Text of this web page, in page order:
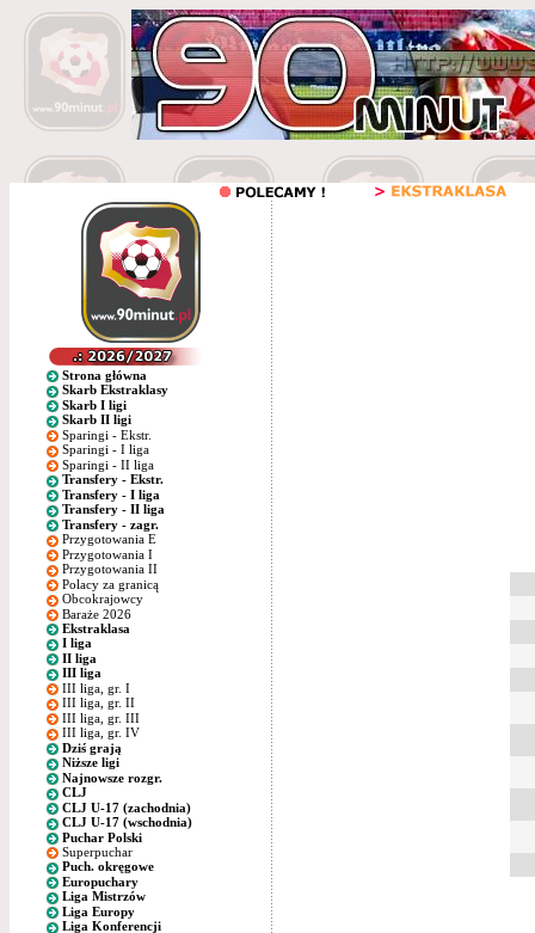
Strona główna
Skarb Ekstraklasy
Skarb I ligi
Skarb II ligi
Sparingi - Ekstr.
Sparingi - I liga
Sparingi - II liga
Transfery - Ekstr.
Transfery - I liga
Transfery - II liga
Transfery - zagr.
Przygotowania E
Przygotowania I
Przygotowania II
Polacy za granicą
Obcokrajowcy
Baraże 2026
Ekstraklasa
I liga
II liga
III liga
III liga, gr. I
III liga, gr. II
III liga, gr. III
III liga, gr. IV
Dziś grają
Niższe ligi
Najnowsze rozgr.
CLJ
CLJ U-17 (zachodnia)
CLJ U-17 (wschodnia)
Puchar Polski
Superpuchar
Puch. okręgowe
Europuchary
Liga Mistrzów
Liga Europy
Liga Konferencji